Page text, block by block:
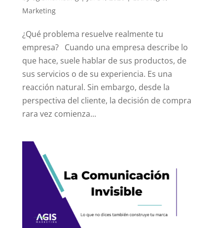
Marketing
¿Qué problema resuelve realmente tu
empresa? Cuando una empresa describe lo
que hace, suele hablar de sus productos, de
sus servicios o de su experiencia. Es una
reacción natural. Sin embargo, desde la
perspectiva del cliente, la decisión de compra
rara vez comienza...